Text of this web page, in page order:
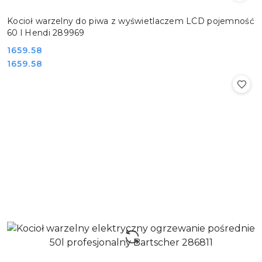
Kocioł warzelny do piwa z wyświetlaczem LCD pojemność
60 l Hendi 289969
Cena:
1659.58
Cena:
1659.58